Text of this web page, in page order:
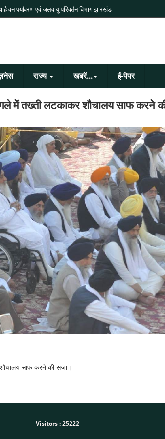
वन पर्यावरण एवं जलवायु परिवर्तन विभाग झारखंड
राज्य खबरें... ई-पेपर
गले में तख्ती लटकाकर शौचालय साफ करने
साफ करने की सजा।
Visitors :25222